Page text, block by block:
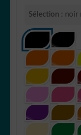
Sélection : noir